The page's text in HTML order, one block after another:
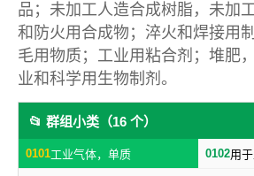
品；未加工人造合成树脂，未加
和防火用合成物；淬火和焊接用
毛用物质；工业用粘合剂；堆肥
业和科学用生物制剂。
📂 群组小类（16 个）
0101工业气体，单质 0102